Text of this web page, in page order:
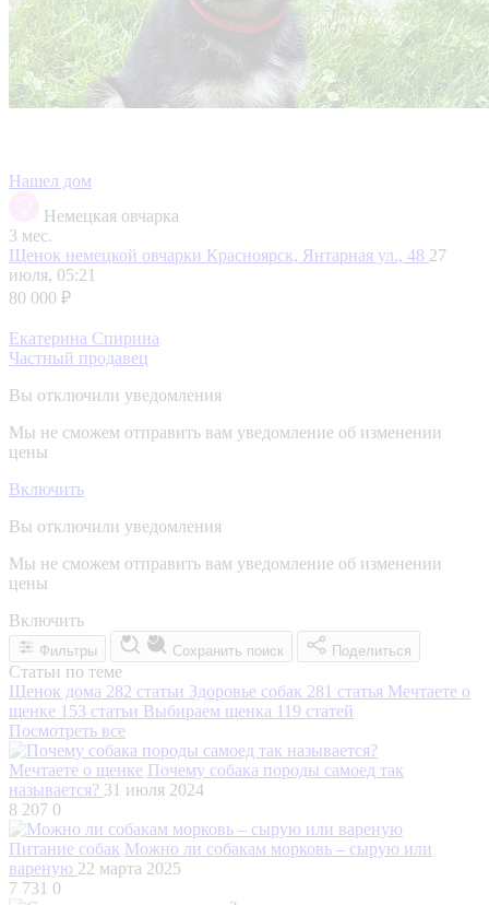
Нашел дом
Немецкая овчарка
3 мес.
Щенок немецкой овчарки Красноярск, Янтарная ул., 48 27
июля, 05:21
80 000 ₽
Екатерина Спирина
Частный продавец
Вы отключили уведомления
Мы не сможем отправить вам уведомление об изменении
цены
Включить
Вы отключили уведомления
Мы не сможем отправить вам уведомление об изменении
цены
Включить
Фильтры Сохранить поиск Поделиться
Статьи по теме
Щенок дома 282 статьи Здоровье собак 281 статья Мечтаете о
щенке 153 статьи Выбираем щенка 119 статей
Посмотреть все
Мечтаете о щенке Почему собака породы самоед так
называется? 31 июля 2024
8 207 0
Питание собак Можно ли собакам морковь – сырую или
вареную 22 марта 2025
7 731 0